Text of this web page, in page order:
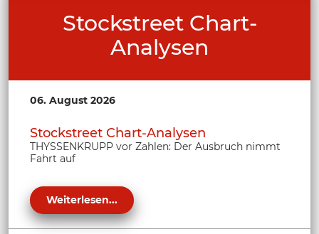
Stockstreet Chart-
Analysen
06. August 2026
Stockstreet Chart-Analysen
THYSSENKRUPP vor Zahlen: Der Ausbruch nimmt
Fahrt auf
Weiterlesen...